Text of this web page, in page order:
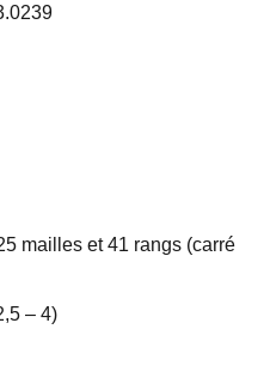
mailles et 41 rangs (carré
– 4)